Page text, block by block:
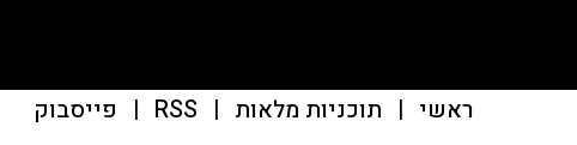
ראשי | תוכניות מלאות |
RSS
| פייסבוק